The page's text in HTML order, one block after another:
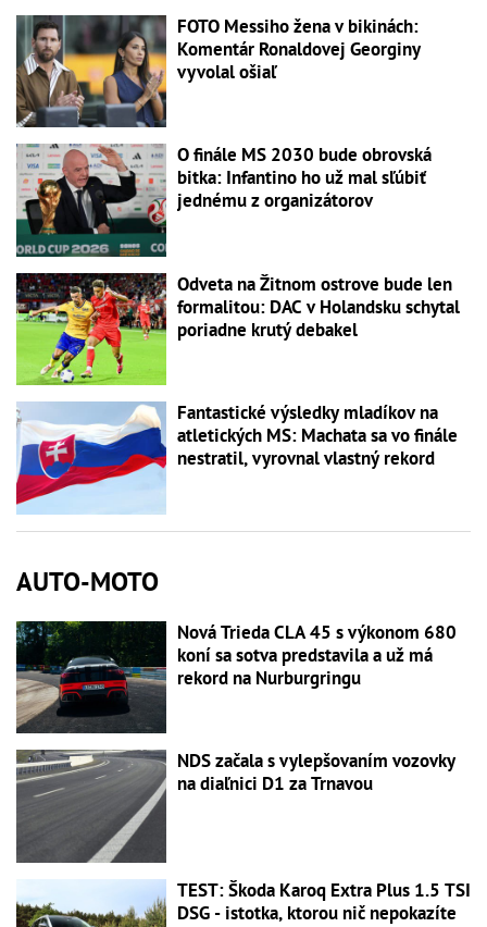
FOTO Messiho žena v bikinách:
Komentár Ronaldovej Georginy
vyvolal ošiaľ
O finále MS 2030 bude obrovská
bitka: Infantino ho už mal sľúbiť
jednému z organizátorov
Odveta na Žitnom ostrove bude len
formalitou: DAC v Holandsku schytal
poriadne krutý debakel
Fantastické výsledky mladíkov na
atletických MS: Machata sa vo finále
nestratil, vyrovnal vlastný rekord
AUTO-MOTO
Nová Trieda CLA 45 s výkonom 680
koní sa sotva predstavila a už má
rekord na Nurburgringu
NDS začala s vylepšovaním vozovky
na diaľnici D1 za Trnavou
TEST: Škoda Karoq Extra Plus 1.5 TSI
DSG - istotka, ktorou nič nepokazíte